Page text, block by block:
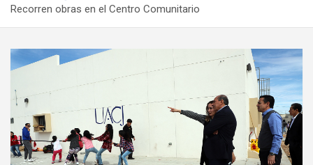
Recorren obras en el Centro Comunitario